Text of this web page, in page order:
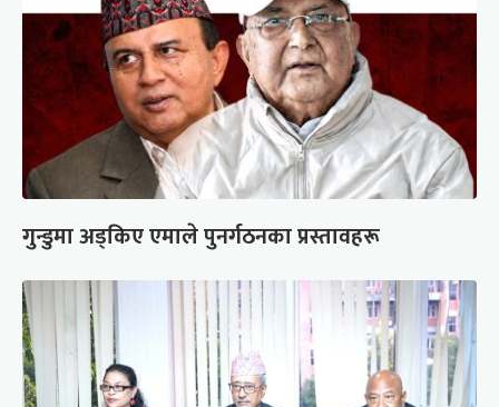
गुन्डुमा अड्किए एमाले पुनर्गठनका प्रस्तावहरू